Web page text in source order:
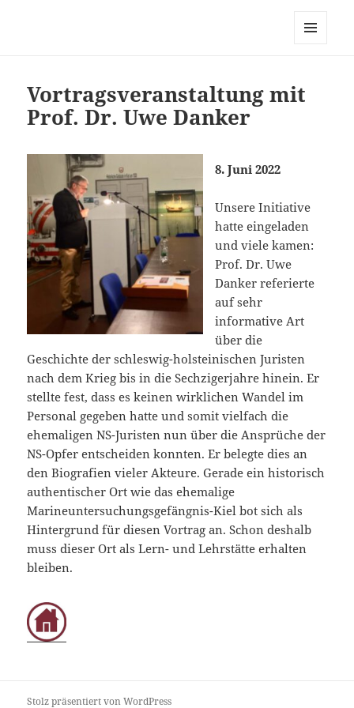
Vortragsveranstaltung mit
Prof. Dr. Uwe Danker
8. Juni 2022
Unsere Initiative
hatte eingeladen
und viele kamen:
Prof. Dr. Uwe
Danker referierte
auf sehr
informative Art
über die
Geschichte der schleswig-holsteinischen Juristen
nach dem Krieg bis in die Sechzigerjahre hinein. Er
stellte fest, dass es keinen wirklichen Wandel im
Personal gegeben hatte und somit vielfach die
ehemaligen NS-Juristen nun über die Ansprüche der
NS-Opfer entscheiden konnten. Er belegte dies an
den Biografien vieler Akteure. Gerade ein historisch
authentischer Ort wie das ehemalige
Marineuntersuchungsgefängnis-Kiel bot sich als
Hintergrund für diesen Vortrag an. Schon deshalb
muss dieser Ort als Lern- und Lehrstätte erhalten
bleiben.
Stolz präsentiert von WordPress